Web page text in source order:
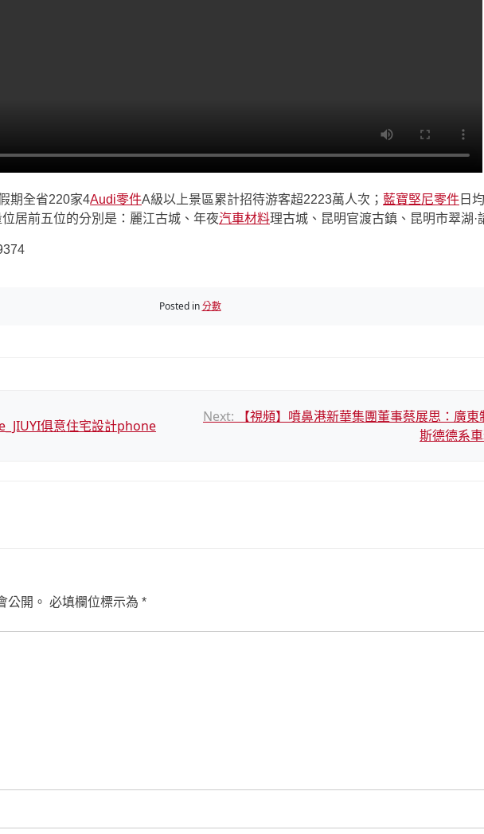
期全省220家4Audi零件A級以上景區累計招待游客超2223萬人次； 藍寶堅尼零件 日
居前五位的分別是：麗江古城、年夜汽車材料理古城、昆明官渡古鎮、昆明市翠湖·
Posted in分數
俱意住宅設計phone
Next:
【視頻】噴鼻港新華集團董事蔡展思：廣
斯德德系
公開。 必填欄位標示為 *